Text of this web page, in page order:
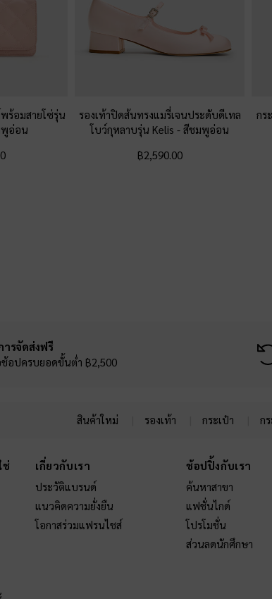
ร้อมสายโซ่รุ่น
อ่อน
รองเท้าปิดส้นทรงแมรี่เจนประดับดีเทล
โบว์กุหลาบรุ่น Kelis-สีชมพูอ่อน
฿2,590.00
กร
ารจัดส่งฟรี
ช้อปครบยอดขั้นต่ำ ฿2,500
สินค้าใหม่ รองเท้า กระเป๋า ก
ช่
เกี่ยวกับเรา
ประวัติแบรนด์
แนวคิดความยั่งยืน
โอกาสร่วมแฟรนไชส์
ช้อปปิ้งกับเรา
ค้นหาสาขา
แฟชั่นไกด์
โปรโมชั่น
ส่วนลดนักศึกษา